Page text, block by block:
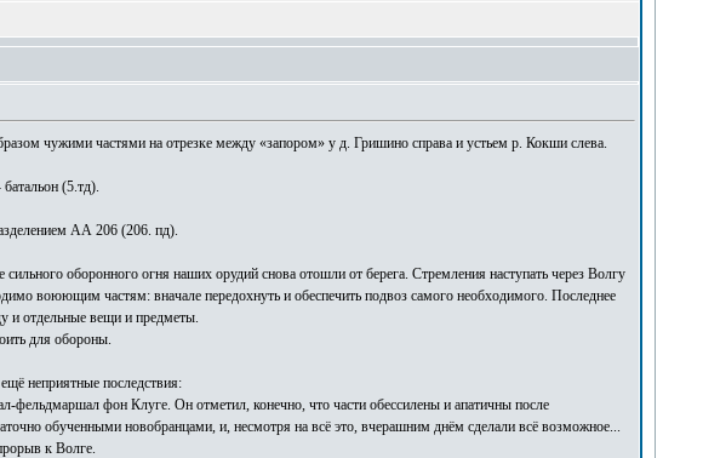
чужими частями на отрезке между «запором» у д. Гришино справа и устьем р. Кокши слева.
(5.тд).
АА 206 (206. пд).
оборонного огня наших орудий снова отошли от берега. Стремления наступать через Волгу
воюющим частям: вначале передохнуть и обеспечить подвоз самого необходимого. Последнее
и отдельные вещи и предметы.
для обороны.
неприятные последствия:
фон Клуге. Он отметил, конечно, что части обессилены и апатичны после
обученными новобранцами, и, несмотря на всё это, вчерашним днём сделали всё возможное...
к Волге.